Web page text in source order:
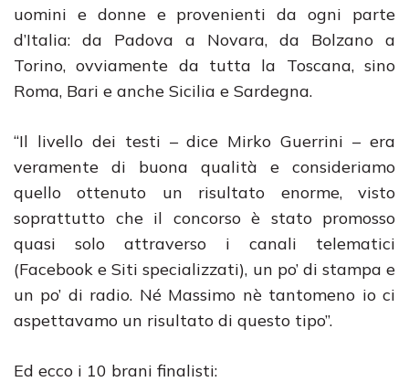
uomini e donne e provenienti da ogni parte
d’Italia: da Padova a Novara, da Bolzano a
Torino, ovviamente da tutta la Toscana, sino
Roma, Bari e anche Sicilia e Sardegna.
“Il livello dei testi – dice Mirko Guerrini – era
veramente di buona qualità e consideriamo
quello ottenuto un risultato enorme, visto
soprattutto che il concorso è stato promosso
quasi solo attraverso i canali telematici
(Facebook e Siti specializzati), un po’ di stampa e
un po’ di radio. Né Massimo nè tantomeno io ci
aspettavamo un risultato di questo tipo”.
Ed ecco i 10 brani finalisti: